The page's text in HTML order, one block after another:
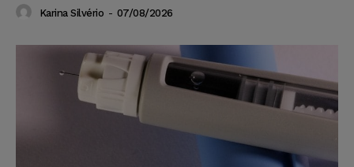
Karina Silvério - 07/08/2026